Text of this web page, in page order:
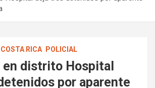
COSTA RICA POLICIAL
en distrito Hospital
por aparente